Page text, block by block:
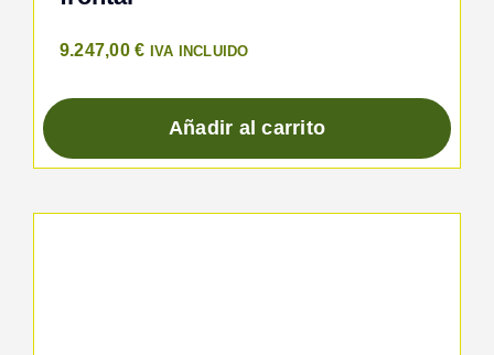
9.247,00€ IVA INCLUIDO
Añadir al carrito